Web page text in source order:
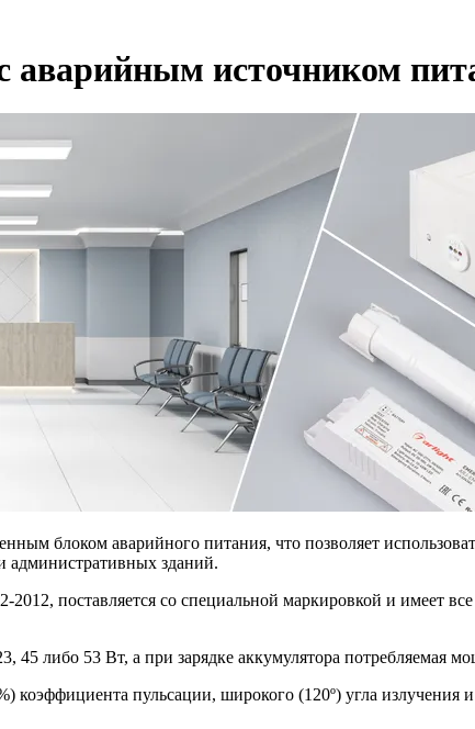
источником
блоком аварийного питания, что позволяет
административных зданий.
поставляется со специальной маркировкой и имеет
45 либо 53 Вт, а при зарядке аккумулятора потребляемая
коэффициента пульсации, широкого (120º) угла